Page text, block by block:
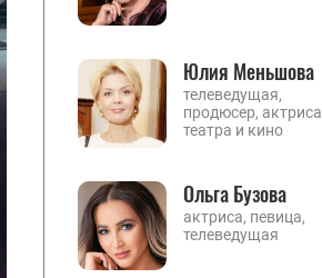
Юлия Меньшова
телеведущая,
продюсер, актриса
театра и кино
Ольга Бузова
актриса, певица,
телеведущая